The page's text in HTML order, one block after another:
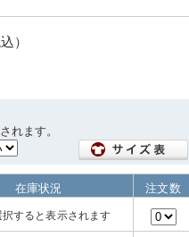
）
れます。
在庫状況
注文数
すると表示されます